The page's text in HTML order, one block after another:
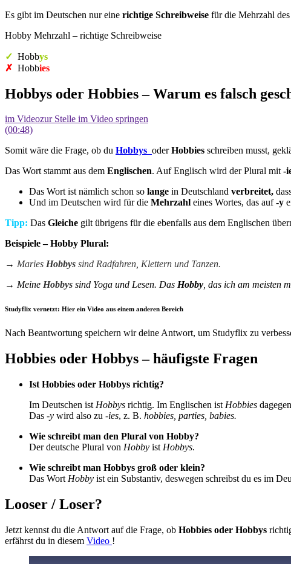
Es gibt im Deutschen nur eine richtige Schreibweise für die Mehrzahl
Hobby Mehrzahl – richtige Schreibweise
✓ Hobbys
✗ Hobbies
Hobbys oder Hobbies – Warum es falsch
im Videozur Stelle im Video springen
(00:48)
Somit wäre die Frage, ob du Hobbys oderHobbies schreiben musst,
Das Wort stammt aus dem Englischen. Auf Englisch wird der Plural mit-
Das Wort ist nämlich schon so lange in Deutschland verbreitet,
Und im Deutschen wird für die Mehrzahl eines Wortes, das auf-y
Tipp: Das Gleiche gilt übrigens für die ebenfalls aus dem Englischen
Beispiele – Hobby Plural:
→ Maries Hobbys sind Radfahren, Klettern und Tanzen.
→ Meine Hobbys sind Yoga und Lesen. Das Hobby, das ich am meisten
Studyflix vernetzt: Hier ein Video aus einem anderen Bereich
Nach Beantwortung speichern wir deine Antwort, um Studyflix zu
Hobbies oder Hobbys – häufigste Fragen
Ist Hobbies oder Hobbys richtig?
Im Deutschen ist Hobbys richtig. Im Englischen ist Hobbies
Das -y wird also zu -ies, z. B. hobbies, parties, babies.
Wie schreibt man den Plural von Hobby?
Der deutsche Plural von Hobby ist Hobbys.
Wie schreibt man Hobbys groß oder klein?
Das Wort Hobby ist ein Substantiv, deswegen schreibst du es im
Looser / Loser?
Jetzt kennst du die Antwort auf die Frage, ob Hobbies oder Hobbys
erfährst du in diesem Video !